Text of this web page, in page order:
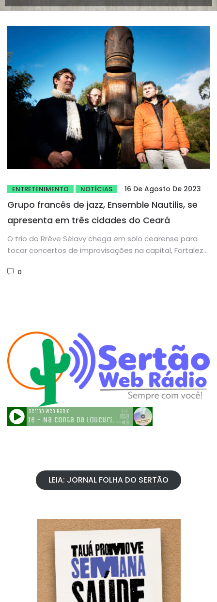
ENTRETENIMENTO NOTÍCIAS 16 De Agosto De 2023
Grupo francês de jazz, Ensemble Nautilis, se
apresenta em três cidades do Ceará
O trio do Rrêve Sélavy chega em solo cearense para
tocar concertos de improvisações na capital, Fortaleza,
0
LEIA: JORNAL FOLHA DO SERTÃO